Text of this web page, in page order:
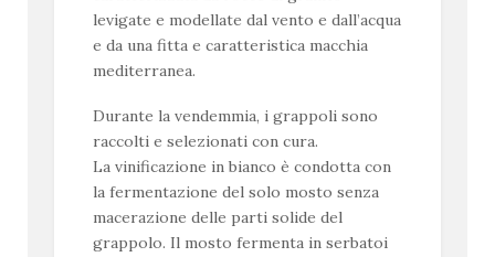
levigate e modellate dal vento e dall’acqua
e da una fitta e caratteristica macchia
mediterranea.
Durante la vendemmia, i grappoli sono
raccolti e selezionati con cura.
La vinificazione in bianco è condotta con
la fermentazione del solo mosto senza
macerazione delle parti solide del
grappolo. Il mosto fermenta in serbatoi